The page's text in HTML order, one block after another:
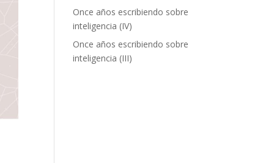
Once años escribiendo sobre
inteligencia (IV)
Once años escribiendo sobre
inteligencia (III)